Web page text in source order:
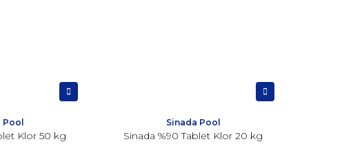
Pool
Klor 50 kg
Sinada Pool
Sinada %90 Tablet Klor 20 kg